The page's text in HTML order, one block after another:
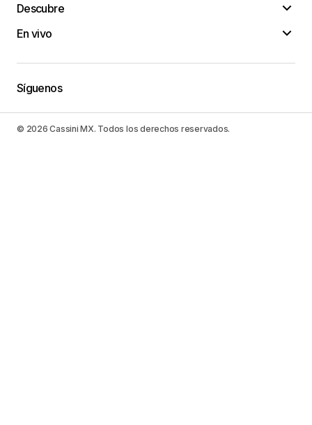
Descubre
En vivo
Síguenos
© 2026 Cassini MX. Todos los derechos reservados.